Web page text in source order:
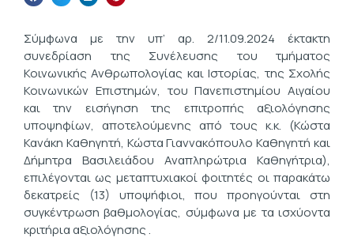
Σύμφωνα με την υπ’ αρ. 2/11.09.2024 έκτακτη
συνεδρίαση της Συνέλευσης του τμήματος
Κοινωνικής Ανθρωπολογίας και Ιστορίας, της Σχολής
Κοινωνικών Επιστημών, του Πανεπιστημίου Αιγαίου
και την εισήγηση της επιτροπής αξιολόγησης
υποψηφίων, αποτελούμενης από τους κ.κ. (Κώστα
Κανάκη Καθηγητή, Κώστα Γιαννακόπουλο Καθηγητή και
Δήμητρα Βασιλειάδου Αναπληρώτρια Καθηγήτρια),
επιλέγονται ως μεταπτυχιακοί φοιτητές οι παρακάτω
δεκατρείς (13) υποψήφιοι, που προηγούνται στη
συγκέντρωση βαθμολογίας, σύμφωνα με τα ισχύοντα
κριτήρια αξιολόγησης .